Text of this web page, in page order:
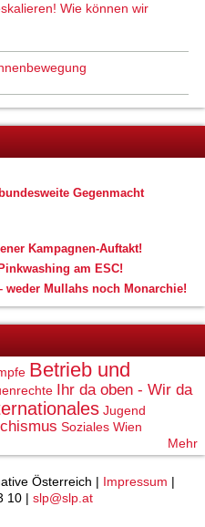
Wie können wir
Gegenmacht
Kampagnen-Auftakt!
am ESC!
weder Mullahs noch Monarchie!
Betrieb und
Ihr da oben - Wir da
Jugend
Soziales Wien
Mehr
Österreich | Impressum |
10 | slp@slp.at